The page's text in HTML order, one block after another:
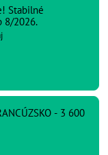
Stabilné
8/2026.
- 3 600